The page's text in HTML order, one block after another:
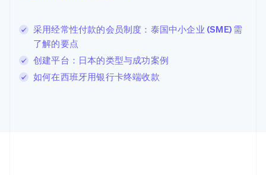
采用经常性付款的会员制度：泰国中小企业 (SME) 需
了解的要点
创建平台：日本的类型与成功案例
如何在西班牙用银行卡终端收款
DeutschEnglish
卢森堡
罗马尼亚
English